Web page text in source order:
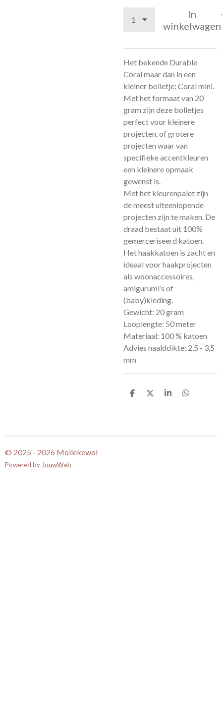
In
winkelwagen
Het bekende Durable
Coral maar dan in een
kleiner bolletje: Coral mini.
Met het formaat van 20
gram zijn deze bolletjes
perfect voor kleinere
projecten, of grotere
projecten waar van
specifieke accentkleuren
een kleinere opmaak
gewenst is.
Met het kleurenpalet zijn
de meest uiteenlopende
projecten zijn te maken. De
draad bestaat uit 100%
gemerceriseerd katoen.
Het haakkatoen is zacht en
ideaal voor haakprojecten
als woonaccessoires,
amigurumi’s of
(baby)kleding.
Gewicht: 20 gram
Looplengte: 50 meter
Materiaal: 100 % katoen
Advies naalddikte: 2,5 - 3,5
mm
D
D
S
D
© 2025 - 2026 Mollekewol
Powered by JouwWeb